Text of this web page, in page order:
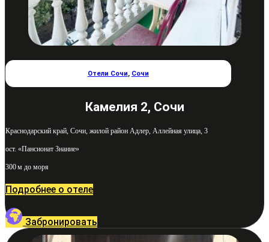
Отели Сочи, Сочи
Камелия 2, Сочи
Краснодарский край, Сочи, жилой район Адлер, Аллейная улица, 3
ост. «Пансионат Знание»
300 м до моря
Подробнее о отеле
Забронировать